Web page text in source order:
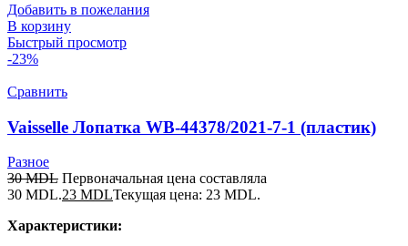
Добавить в пожелания
В корзину
Быстрый просмотр
-23%
Сравнить
Vaisselle Лопатка WB-44378/2021-7-1 (пластик)
Разное
30MDL Первоначальная цена составляла
30 MDL.23 MDLТекущая цена: 23 MDL.
Характеристики: